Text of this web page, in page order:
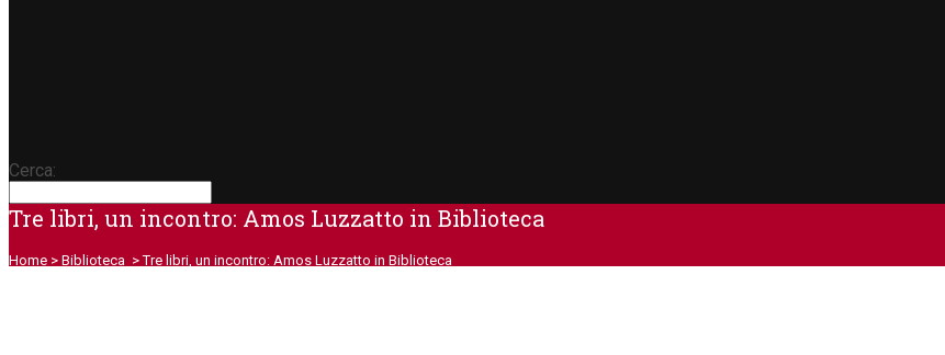
Cerca:
Tre libri, un incontro: Amos Luzzatto in Biblioteca
Home > Biblioteca >Tre libri, un incontro: Amos Luzzatto in Biblioteca